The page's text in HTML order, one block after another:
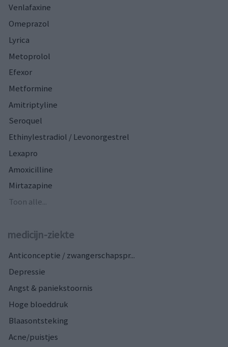
Venlafaxine
Omeprazol
Lyrica
Metoprolol
Efexor
Metformine
Amitriptyline
Seroquel
Ethinylestradiol / Levonorgestrel
Lexapro
Amoxicilline
Mirtazapine
Toon alle...
medicijn-ziekte
Anticonceptie / zwangerschapspr...
Depressie
Angst & paniekstoornis
Hoge bloeddruk
Blaasontsteking
Acne/puistjes